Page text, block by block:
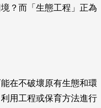
？而「生態工程」正為
在不破壞原有生態和環
用工程或保育方法進行